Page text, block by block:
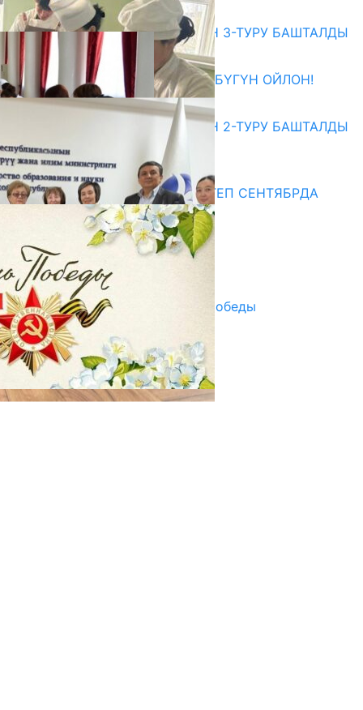
Абитуриент
ЖОЖДОРГО КАБЫЛ АЛУУНУН 3-ТУРУ БАШТАЛДЫ
27.07.2026
ӨЗҮҢДҮН КЕЛЕЧЕГИҢ ҮЧҮН БҮГҮН ОЙЛОН!
20.07.2026
ЖОЖДОРГО КАБЫЛ АЛУУНУН 2-ТУРУ БАШТАЛДЫ
20.07.2026
Медиа
СУЗАКТА 750 ОРУНДУУ МЕКТЕП СЕНТЯБРДА
ПАЙДАЛАНУУГА БЕРИЛЕТ
07.08.2025
Улуу Жеңиштин жандуу сөзү
29.04.2025
Награды в преддверии Дня Победы
29.04.2025